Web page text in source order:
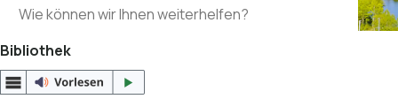
Bibliothek